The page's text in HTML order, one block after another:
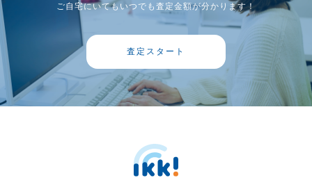
ご自宅にいてもいつでも査定金額が分かります！
査定スタート